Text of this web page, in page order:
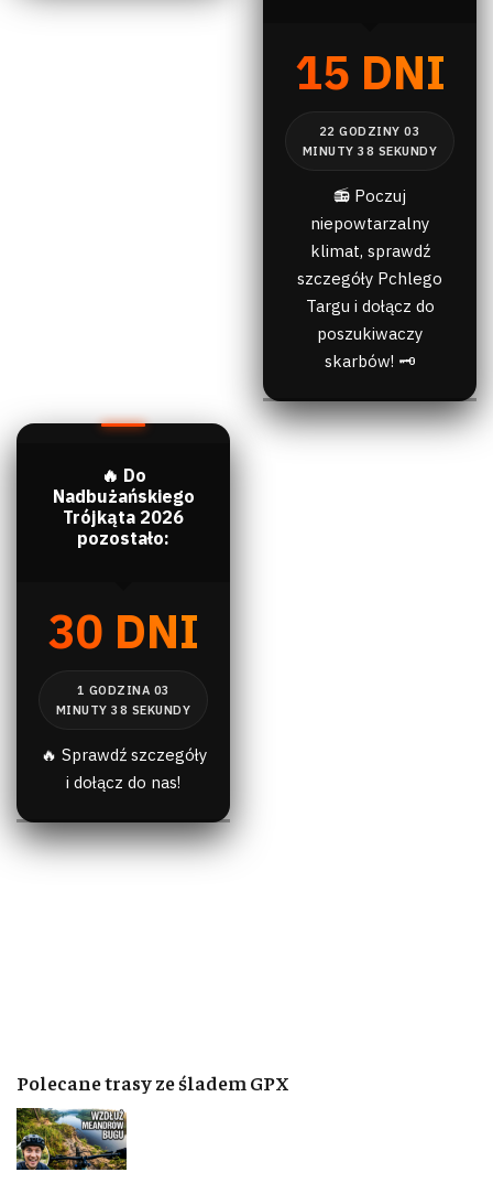
15 DNI
📻 Poczuj
niepowtarzalny
klimat, sprawdź
szczegóły Pchlego
Targu i dołącz do
poszukiwaczy
skarbów! 🗝️
🔥 Do
Nadbużańskiego
Trójkąta 2026
pozostało:
30 DNI
🔥 Sprawdź szczegóły
i dołącz do nas!
Polecane trasy ze śladem GPX